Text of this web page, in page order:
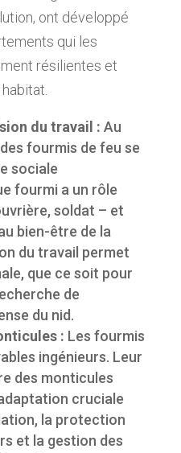
ont développé
qui les
résilientes et
du travail : Au
fourmis de feu se
sociale
fourmi a un rôle
soldat – et
bien-être de la
du travail permet
que ce soit pour
de
du nid.
: Les fourmis
ingénieurs. Leur
des monticules
cruciale
la protection
et la gestion des